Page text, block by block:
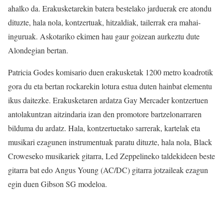
ahalko da. Erakusketarekin batera bestelako jarduerak ere atondu
dituzte, hala nola, kontzertuak, hitzaldiak, tailerrak era mahai-
inguruak. Askotariko ekimen hau gaur goizean aurkeztu dute
Alondegian bertan.
Patricia Godes komisario duen erakusketak 1200 metro koadrotik
gora du eta bertan rockarekin lotura estua duten hainbat elementu
ikus daitezke. Erakusketaren ardatza Gay Mercader kontzertuen
antolakuntzan aitzindaria izan den promotore bartzelonarraren
bilduma du ardatz. Hala, kontzertuetako sarrerak, kartelak eta
musikari ezagunen instrumentuak paratu dituzte, hala nola, Black
Croweseko musikariek gitarra, Led Zeppelineko taldekideen beste
gitarra bat edo Angus Young (AC/DC) gitarra jotzaileak ezagun
egin duen Gibson SG modeloa.